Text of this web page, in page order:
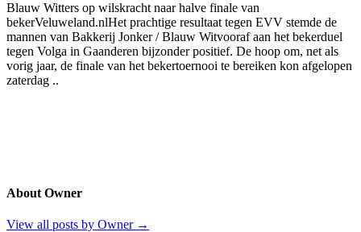
Blauw Witters op wilskracht naar halve finale van
bekerVeluweland.nlHet prachtige resultaat tegen EVV stemde de
mannen van Bakkerij Jonker / Blauw Witvooraf aan het bekerduel
tegen Volga in Gaanderen bijzonder positief. De hoop om, net als
vorig jaar, de finale van het bekertoernooi te bereiken kon afgelopen
zaterdag ..
About Owner
View all posts by Owner →